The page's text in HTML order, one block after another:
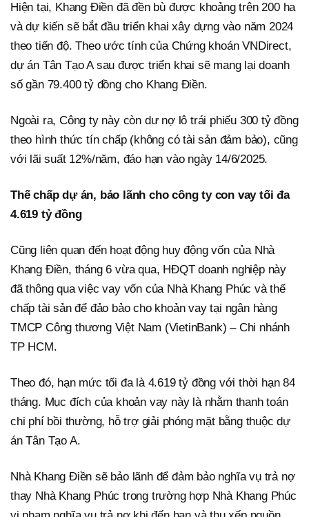
Hiện tại, Khang Điền đã đền bù được khoảng trên 200 ha
và dự kiến sẽ bắt đầu triển khai xây dựng vào năm 2024
theo tiến độ. Theo ước tính của Chứng khoán VNDirect,
dự án Tân Tạo A sau được triển khai sẽ mang lại doanh
số gần 79.400 tỷ đồng cho Khang Điền.
Ngoài ra, Công ty này còn dư nợ lô trái phiếu 300 tỷ đồng
theo hình thức tín chấp (không có tài sản đảm bảo), cũng
với lãi suất 12%/năm, đáo hạn vào ngày 14/6/2025.
Thế chấp dự án, bảo lãnh cho công ty con vay tối đa
4.619 tỷ đồng
Cũng liên quan đến hoạt động huy động vốn của Nhà
Khang Điền, tháng 6 vừa qua, HĐQT doanh nghiệp này
đã thông qua việc vay vốn của Nhà Khang Phúc và thế
chấp tài sản để đảo bảo cho khoản vay tại ngân hàng
TMCP Công thương Việt Nam (VietinBank) – Chi nhánh
TP HCM.
Theo đó, hạn mức tối đa là 4.619 tỷ đồng với thời hạn 84
tháng. Mục đích của khoản vay này là nhằm thanh toán
chi phí bồi thường, hỗ trợ giải phóng mặt bằng thuộc dự
án Tân Tạo A.
Nhà Khang Điền sẽ bảo lãnh để đảm bảo nghĩa vụ trả nợ
thay Nhà Khang Phúc trong trường hợp Nhà Khang Phúc